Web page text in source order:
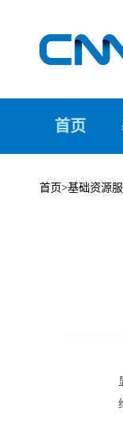
首页
首页>基础资源